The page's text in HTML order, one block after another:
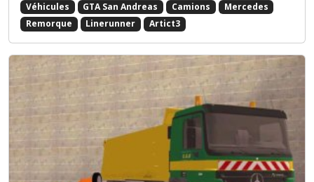
Véhicules GTA San Andreas Camions
Mercedes
Remorque
Linerunner Artict3